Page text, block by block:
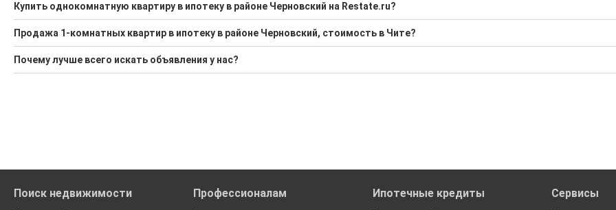
Купить однокомнатную квартиру в ипотеку в районе Черновский на Restate.ru?
Поможем Купить однокомнатную квартиру в ипотеку в районе Черновский?
1 актуальное и проверенное объявление
Продажа 1-комнатных квартир в ипотеку в районе Черновский, стоимость в Чите?
Минимальная цена: 5 199 000 Р. Максимальная цена: 5 199 000 Р; Средняя: 5 199 000 Р
Средняя цена за м2: 129 975 Р
Почему лучше всего искать объявления у нас?
Поиск недвижимости Профессионалам Ипотечные кредиты Сервисы